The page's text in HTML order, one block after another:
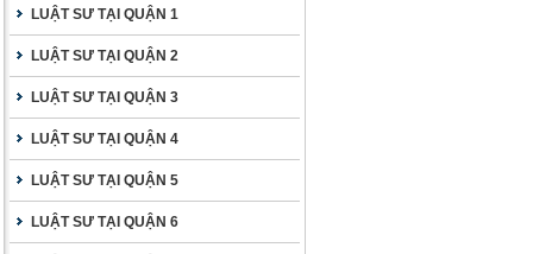
LUẬT SƯ TẠI QUẬN 1
LUẬT SƯ TẠI QUẬN 2
LUẬT SƯ TẠI QUẬN 3
LUẬT SƯ TẠI QUẬN 4
LUẬT SƯ TẠI QUẬN 5
LUẬT SƯ TẠI QUẬN 6